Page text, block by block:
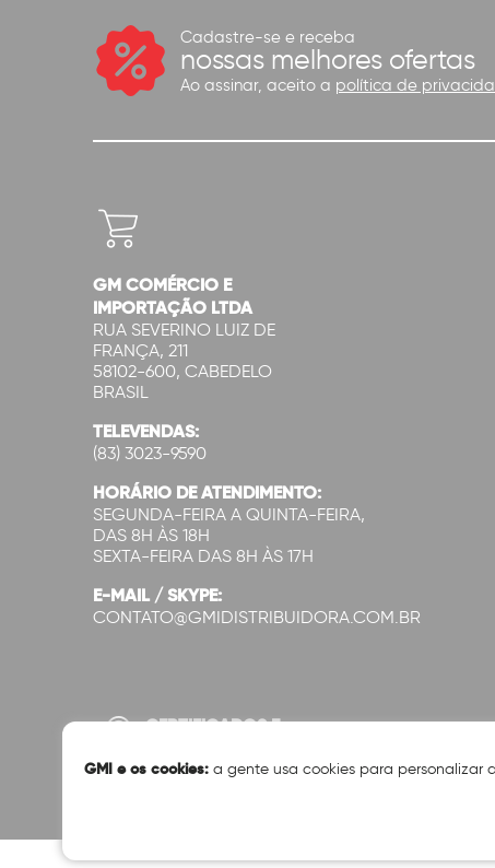
Cadastre-se e receba
nossas melhores ofertas
Ao assinar, aceito a política de
GM COMÉRCIO E
IMPORTAÇÃO LTDA
RUA SEVERINO LUIZ DE
FRANÇA, 211
58102-600, CABEDELO
BRASIL
TELEVENDAS:
(83) 3023-9590
HORÁRIO DE ATENDIMENTO:
SEGUNDA-FEIRA A QUINTA-FEIRA,
DAS 8H ÀS 18H
SEXTA-FEIRA DAS 8H ÀS 17H
E-MAIL / SKYPE:
CONTATO@GMIDISTRIBUIDORA.COM.BR
CERTIFICADOS E
GMI e os cookies: a gente usa cookies para personalizar